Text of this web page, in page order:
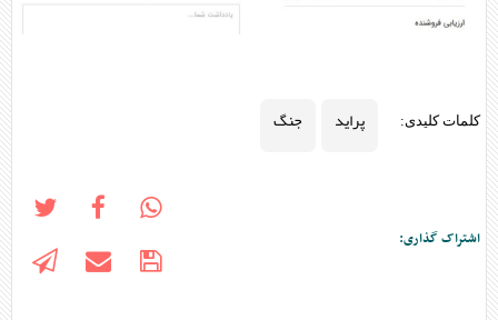
کلمات کلیدی: پراید جنگ
اشتراک گذاری: